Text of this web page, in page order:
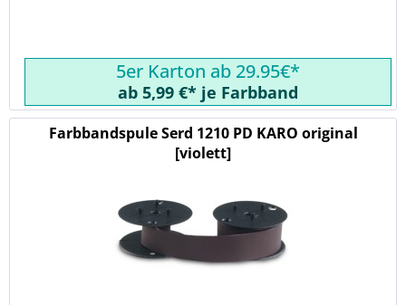
5er Karton ab 29.95€*
ab 5,99 €* je Farbband
Farbbandspule Serd 1210 PD KARO original
[violett]